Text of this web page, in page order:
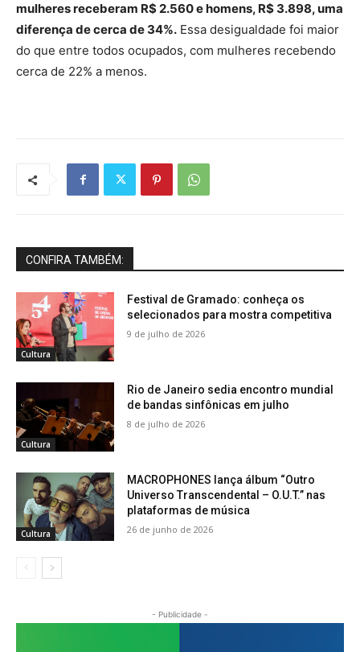
mulheres receberam R$ 2.560 e homens, R$ 3.898, uma
diferença de cerca de 34%. Essa desigualdade foi maior
do que entre todos ocupados, com mulheres recebendo
cerca de 22% a menos.
CONFIRA TAMBÉM:
Cultura
Festival de Gramado: conheça os
selecionados para mostra competitiva
9 de julho de 2026
Cultura
Rio de Janeiro sedia encontro mundial
de bandas sinfônicas em julho
8 de julho de 2026
Cultura
MACROPHONES lança álbum “Outro
Universo Transcendental – O.U.T.” nas
plataformas de música
26 de junho de 2026
- Publicidade -